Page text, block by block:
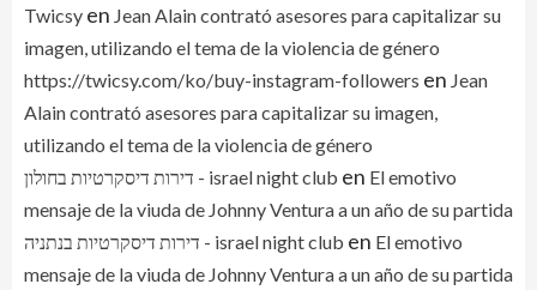
Twicsy en Jean Alain contrató asesores para capitalizar su
imagen, utilizando el tema de la violencia de género
https://twicsy.com/ko/buy-instagram-followers en Jean
Alain contrató asesores para capitalizar su imagen,
utilizando el tema de la violencia de género
דירות דיסקרטיות בחולון - israel night club en El emotivo
mensaje de la viuda de Johnny Ventura a un año de su partida
דירות דיסקרטיות בנתניה - israel night club en El emotivo
mensaje de la viuda de Johnny Ventura a un año de su partida